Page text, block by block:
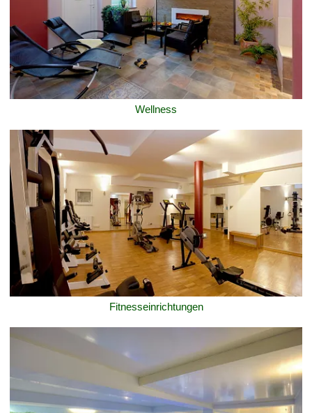
Wellness
Fitnesseinrichtungen